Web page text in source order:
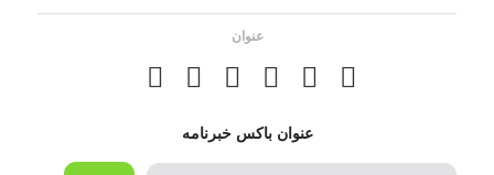
عنوان
عنوان باکس خبرنامه